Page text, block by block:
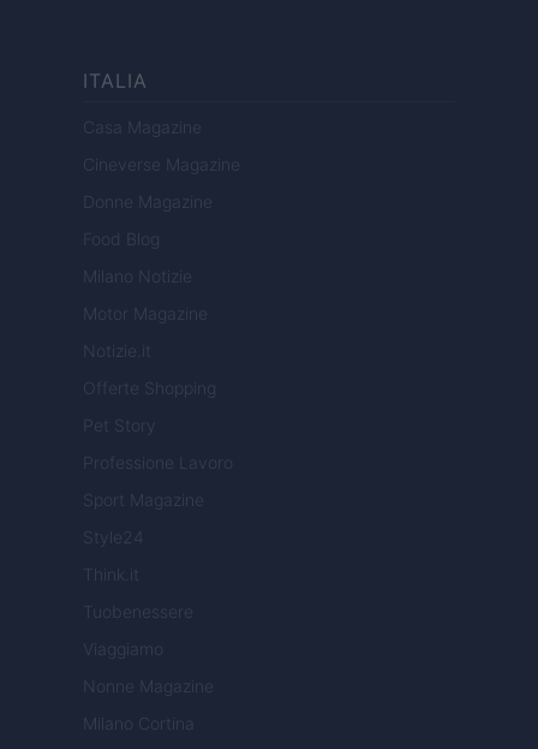
ITALIA
Casa Magazine
Cineverse Magazine
Donne Magazine
Food Blog
Milano Notizie
Motor Magazine
Notizie.it
Offerte Shopping
Pet Story
Professione Lavoro
Sport Magazine
Style24
Think.it
Tuobenessere
Viaggiamo
Nonne Magazine
Milano Cortina